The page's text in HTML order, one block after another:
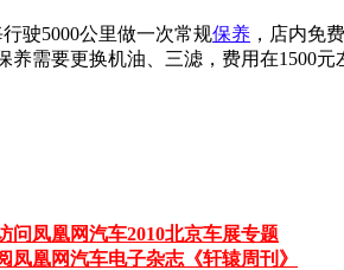
驶5000公里做一次常规保养 ，店内免
需要更换机油、三滤，费用在1500元
问凤凰网汽车2010北京车展专题
凤凰网汽车电子杂志《轩辕周刊》